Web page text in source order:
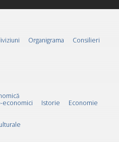
Organigrama
Consilieri
economici Istorie
Economie